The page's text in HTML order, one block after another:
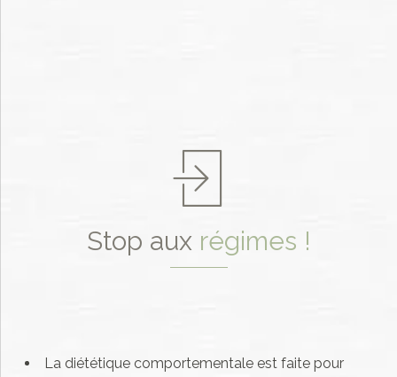
Stop aux régimes !
La diététique comportementale est faite pour